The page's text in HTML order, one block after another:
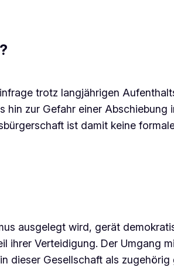
trotz langjährigen
zur Gefahr einer
ist damit keine
ausgelegt wird, gerät
ihrer Verteidigung. Der Umgang
dieser Gesellschaft als